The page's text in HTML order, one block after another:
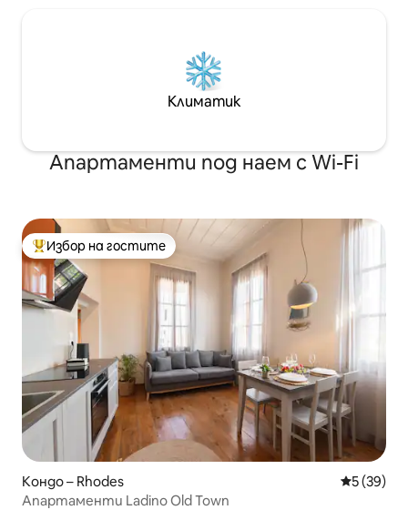
Климатик
Апартаменти под наем с Wi-Fi
Най-популярен избор на гостите
Избор на гостите
Кондо – Rhodes Средна
5 (39)
Апартаменти Ladino Old Town